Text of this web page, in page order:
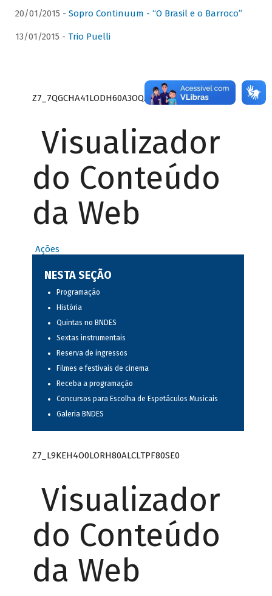
20/01/2015 - Sopro Continuum - “O Brasil e o Barroco”
13/01/2015 - Trio Puelli
Z7_7QGCHA41LODH60A3OQA8RN1415
Visualizador
do Conteúdo
da Web
Ações
NESTA SEÇÃO
Programação
História
Quintas no BNDES
Sextas instrumentais
Reserva de ingressos
Filmes e festivais de cinema
Receba a programação
Concursos para Escolha de Espetáculos Musicais
Galeria BNDES
Z7_L9KEH4O0LORH80ALCLTPF80SE0
Visualizador
do Conteúdo
da Web